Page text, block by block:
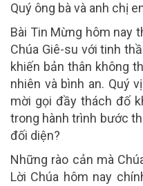
Quý ông bà và anh chị
Bài Tin Mừng hôm nay
Chúa Giê-su với tinh
khiến bản thân không
nhiên và bình an. Quý
mời gọi đầy thách đố
trong hành trình bước
đối diện?
Những rào cản mà
Lời Chúa hôm nay